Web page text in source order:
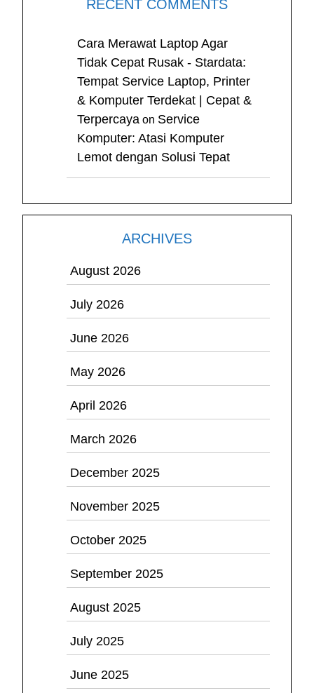
RECENT COMMENTS
Cara Merawat Laptop Agar
Tidak Cepat Rusak - Stardata:
Tempat Service Laptop, Printer
& Komputer Terdekat | Cepat &
Terpercaya on Service
Komputer: Atasi Komputer
Lemot dengan Solusi Tepat
ARCHIVES
August 2026
July 2026
June 2026
May 2026
April 2026
March 2026
December 2025
November 2025
October 2025
September 2025
August 2025
July 2025
June 2025